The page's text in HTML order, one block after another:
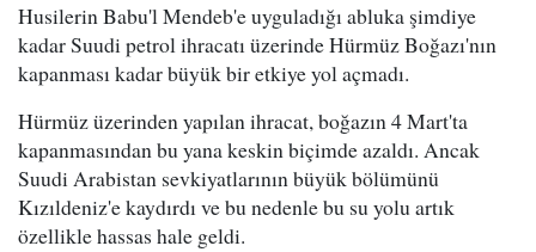
Husilerin Babu'l Mendeb'e uyguladığı abluka şimdiye
kadar Suudi petrol ihracatı üzerinde Hürmüz Boğazı'nın
kapanması kadar büyük bir etkiye yol açmadı.
Hürmüz üzerinden yapılan ihracat, boğazın 4 Mart'ta
kapanmasından bu yana keskin biçimde azaldı. Ancak
Suudi Arabistan sevkiyatlarının büyük bölümünü
Kızıldeniz'e kaydırdı ve bu nedenle bu su yolu artık
özellikle hassas hale geldi.